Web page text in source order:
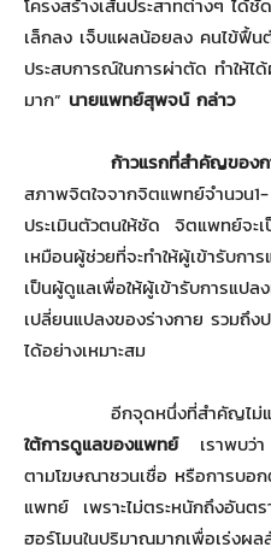
เล็กลง เจ็บแผลน้อยลง คนไข้ฟื้
ประสบการณ์ในการผ่าตัด ทำให้
มาก” นายแพทย์สุพจน์ กล่าว
ก้าวแรกที่สำคัญของ
สภาพจิตใจจากจิตแพทย์จำนวน
ประเมินตัวตนให้ชัด จิตแพทย์จะ
เหมือนผู้ช่วยที่จะทำให้ผู้เข้ารับกา
เป็นผู้ดูแลเพื่อให้ผู้เข้ารับการแปล
เปลี่ยนแปลงของร่างกาย รวมถึง
ได้อย่างเหมาะสม
อีกจุดหนึ่งที่สำคัญไม่แ
ใต้การดูแลของแพทย์เราพบว่า
ตามโฆษณาชวนเชื่อ หรือการบอก
แพทย์ เพราะไม่ตระหนักถึงอันต
ฮอร์โมนในปริมาณมากเพื่อเร่งผ